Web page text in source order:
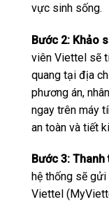
vực sinh sống.
Bước 2: Khảo
viên Viettel sẽ
quang tại địa
phương án,
ngay trên máy
an toàn và tiết
Bước 3:
hệ thống sẽ
Viettel